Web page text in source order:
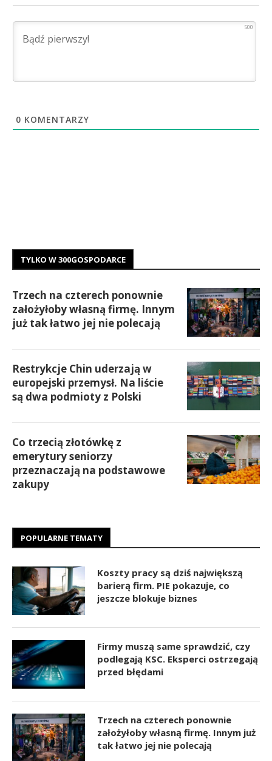
500
0 KOMENTARZY
TYLKO W 300GOSPODARCE
Trzech na czterech ponownie
założyłoby własną firmę. Innym
już tak łatwo jej nie polecają
Restrykcje Chin uderzają w
europejski przemysł. Na liście
są dwa podmioty z Polski
Co trzecią złotówkę z
emerytury seniorzy
przeznaczają na podstawowe
zakupy
POPULARNE TEMATY
Koszty pracy są dziś największą
barierą firm. PIE pokazuje, co
jeszcze blokuje biznes
Firmy muszą same sprawdzić, czy
podlegają KSC. Eksperci ostrzegają
przed błędami
Trzech na czterech ponownie
założyłoby własną firmę. Innym już
tak łatwo jej nie polecają